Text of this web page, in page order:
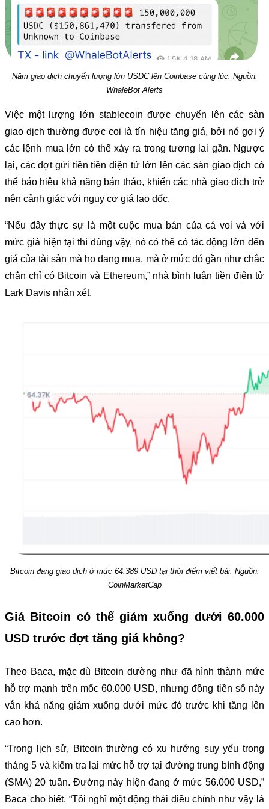
Năm giao dịch chuyển lượng lớn USDC lên Coinbase cùng lúc. Nguồn:
WhaleBot Alerts
Việc một lượng lớn stablecoin được chuyển lên các sàn
giao dịch thường được coi là tín hiệu tăng giá, bởi nó gợi ý
các lệnh mua lớn có thể xảy ra trong tương lai gần. Ngược
lại, các đợt gửi tiền tiền điện tử lớn lên các sàn giao dịch có
thể báo hiệu khả năng bán tháo, khiến các nhà giao dịch trở
nên cảnh giác với nguy cơ giá lao dốc.
“Nếu đây thực sự là một cuộc mua bán của cá voi và với
mức giá hiện tại thì đúng vậy, nó có thể có tác động lớn đến
giá của tài sản mà họ đang mua, mà ở mức đó gần như chắc
chắn chỉ có Bitcoin và Ethereum,” nhà bình luận tiền điện tử
Lark Davis nhận xét.
Bitcoin đang giao dịch ở mức 64.389 USD tại thời điểm viết bài. Nguồn:
CoinMarketCap
Giá Bitcoin có thể giảm xuống dưới 60.000
USD trước đợt tăng giá không?
Theo Baca, mặc dù Bitcoin dường như đã hình thành mức
hỗ trợ mạnh trên mốc 60.000 USD, nhưng đồng tiền số này
vẫn khả năng giảm xuống dưới mức đó trước khi tăng lên
cao hơn.
“Trong lịch sử, Bitcoin thường có xu hướng suy yếu trong
tháng 5 và kiểm tra lại mức hỗ trợ tại đường trung bình động
(SMA) 20 tuần. Đường này hiện đang ở mức 56.000 USD,”
Baca cho biết. “Tôi nghĩ một động thái điều chỉnh như vậy là